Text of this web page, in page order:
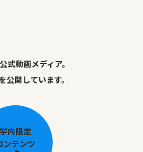
式動画メディア。
開しています。
学内限定
ンテンツ